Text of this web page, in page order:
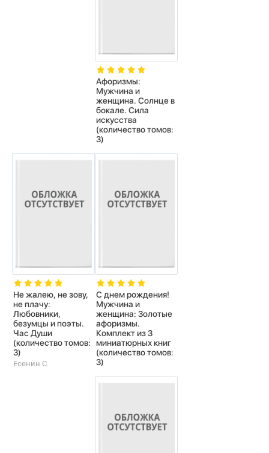
Афоризмы:
Мужчина и
женщина. Солнце в
бокале. Сила
искусства
(количество томов:
3)
Не жалею, не зову,
не плачу:
Любовники,
безумцы и поэты.
Час Души
(количество томов:
3)
Есенин С.
С днем рождения!
Мужчина и
женщина: Золотые
афоризмы.
Комплект из 3
миниатюрных книг
(количество томов:
3)